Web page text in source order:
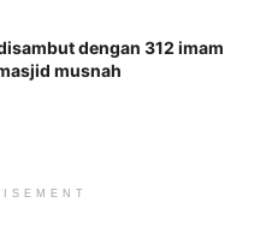
dengan 312 imam
musnah